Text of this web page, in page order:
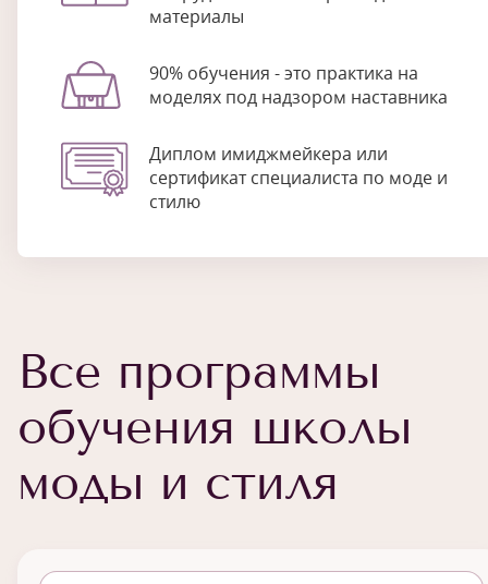
материалы
90% обучения - это практика на
моделях под надзором наставника
Диплом имиджмейкера или
сертификат специалиста по моде и
стилю
Все программы
обучения школы
моды и стиля